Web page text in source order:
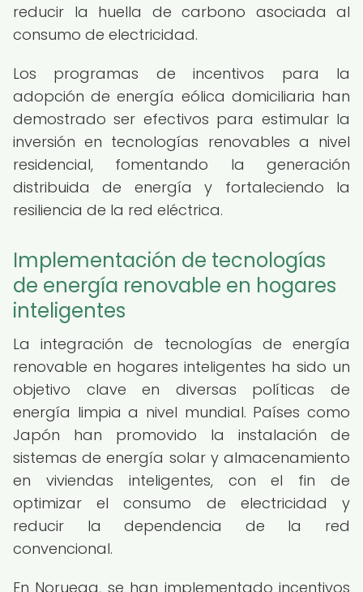
reducir la huella de carbono asociada al
consumo de electricidad.
Los programas de incentivos para la
adopción de energía eólica domiciliaria han
demostrado ser efectivos para estimular la
inversión en tecnologías renovables a nivel
residencial, fomentando la generación
distribuida de energía y fortaleciendo la
resiliencia de la red eléctrica.
Implementación de tecnologías
de energía renovable en hogares
inteligentes
La integración de tecnologías de energía
renovable en hogares inteligentes ha sido un
objetivo clave en diversas políticas de
energía limpia a nivel mundial. Países como
Japón han promovido la instalación de
sistemas de energía solar y almacenamiento
en viviendas inteligentes, con el fin de
optimizar el consumo de electricidad y
reducir la dependencia de la red
convencional.
En Noruega, se han implementado incentivos